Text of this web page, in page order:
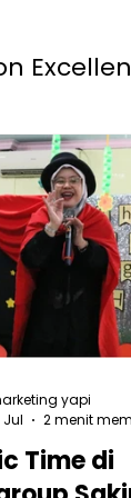
Time di
yapi
Jul
2 menit